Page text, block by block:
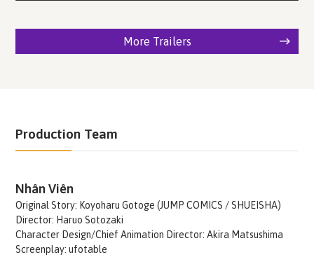
More Trailers
Production Team
Nhân Viên
Original Story: Koyoharu Gotoge (JUMP COMICS / SHUEISHA)
Director: Haruo Sotozaki
Character Design/Chief Animation Director: Akira Matsushima
Screenplay: ufotable